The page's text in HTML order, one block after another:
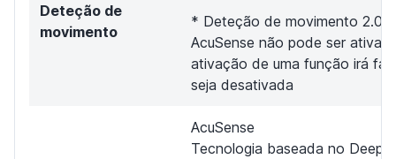
Deteção de
movimento
* Deteção de movimento 2.0,
AcuSense não pode ser
ativação de uma função irá
seja desativada
AcuSense
Tecnologia baseada no